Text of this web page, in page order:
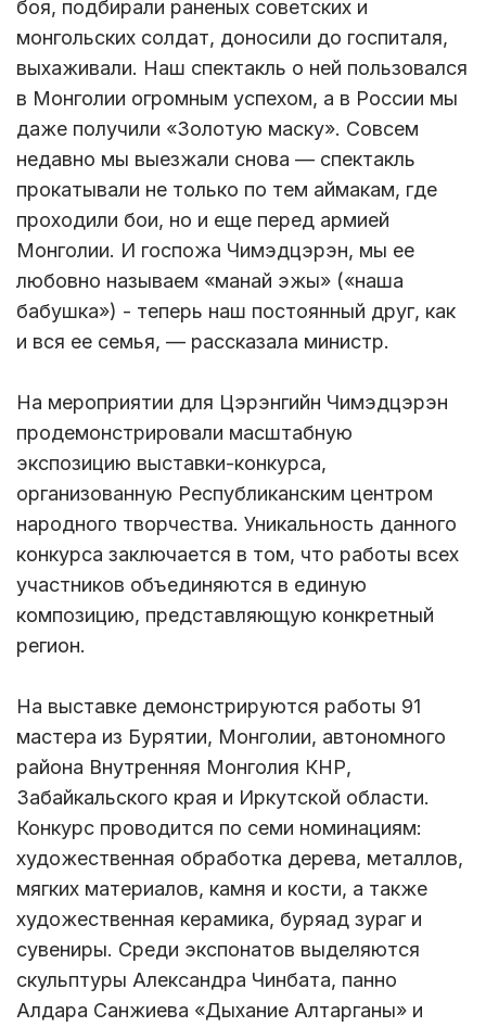
боя, подбирали раненых советских и
монгольских солдат, доносили до госпиталя,
выхаживали. Наш спектакль о ней пользовался
в Монголии огромным успехом, а в России мы
даже получили «Золотую маску». Совсем
недавно мы выезжали снова — спектакль
прокатывали не только по тем аймакам, где
проходили бои, но и еще перед армией
Монголии. И госпожа Чимэдцэрэн, мы ее
любовно называем «манай эжы» («наша
бабушка») - теперь наш постоянный друг, как
и вся ее семья, — рассказала министр.
На мероприятии для Цэрэнгийн Чимэдцэрэн
продемонстрировали масштабную
экспозицию выставки-конкурса,
организованную Республиканским центром
народного творчества. Уникальность данного
конкурса заключается в том, что работы всех
участников объединяются в единую
композицию, представляющую конкретный
регион.
На выставке демонстрируются работы 91
мастера из Бурятии, Монголии, автономного
района Внутренняя Монголия КНР,
Забайкальского края и Иркутской области.
Конкурс проводится по семи номинациям:
художественная обработка дерева, металлов,
мягких материалов, камня и кости, а также
художественная керамика, буряад зураг и
сувениры. Среди экспонатов выделяются
скульптуры Александра Чинбата, панно
Алдара Санжиева «Дыхание Алтарганы» и